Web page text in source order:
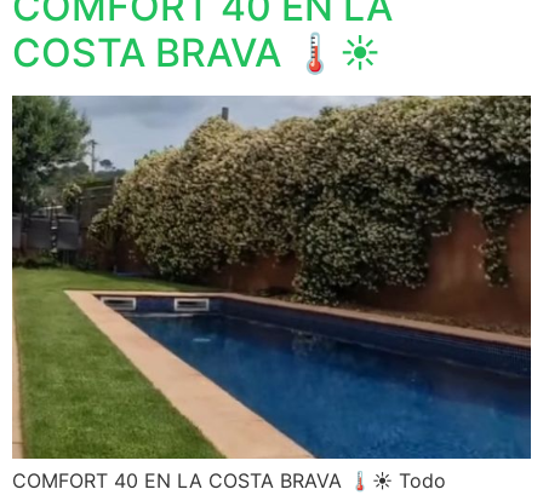
COSTA BRAVA 🌡☀️
COMFORT 40 EN LA COSTA BRAVA 🌡☀️ Todo